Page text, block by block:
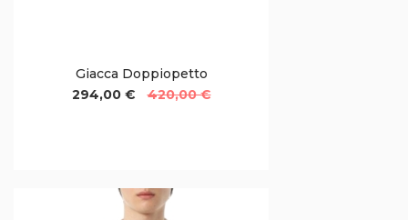
Giacca Doppiopetto
294,00 €
420,00 €